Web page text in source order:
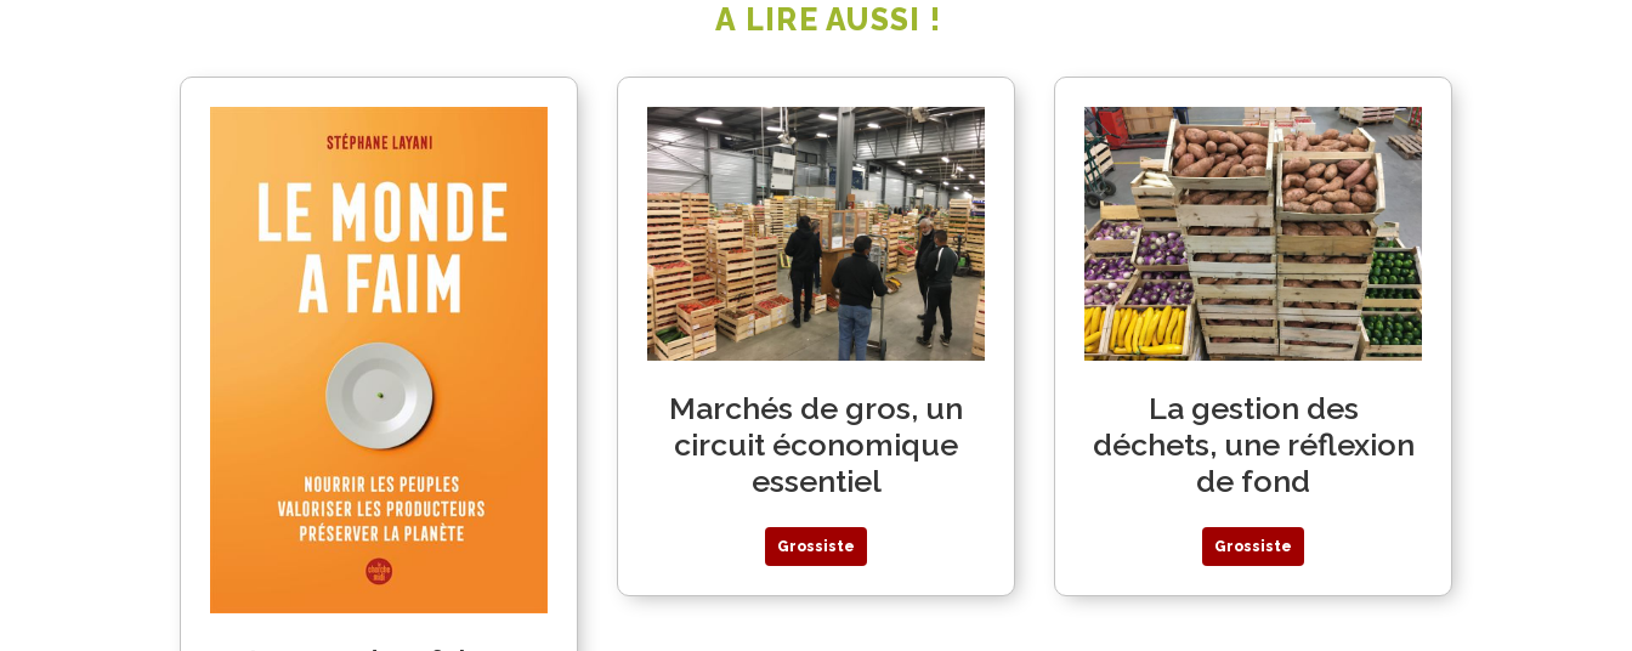
A LIRE AUSSI !
Marchés de gros, un
circuit économique
essentiel
Grossiste
La gestion des
déchets, une réflexion
de fond
Grossiste